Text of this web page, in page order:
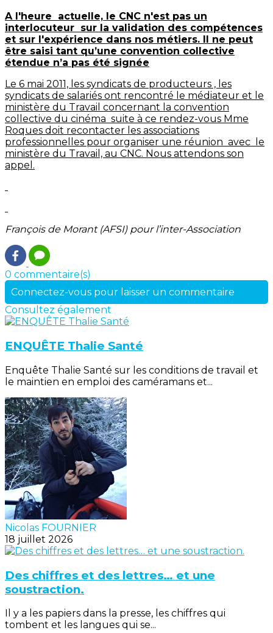
A l'heure actuelle, le CNC n'est pas un
interlocuteur sur la validation des compétences
et sur l'expérience dans nos métiers. Il ne peut
être saisi tant qu’une convention collective
étendue n’a pas été signée
Le 6 mai 2011, les syndicats de producteurs , les
syndicats de salariés ont rencontré le médiateur et le
ministère du Travail concernant la convention
collective du cinéma suite à ce rendez-vous Mme
Roques doit recontacter les associations
professionnelles pour organiser une réunion avec le
ministère du Travail, au CNC. Nous attendons son
appel.
François de Morant (AFSI) pour l’inter-Association
0 commentaire(s)
Connectez-vous pour laisser un commentaire
Consultez également
ENQUÊTE Thalie Santé
Enquête Thalie Santé sur les conditions de travail et
le maintien en emploi des caméramans et...
Nicolas FOURNIER
18 juillet 2026
Des chiffres et des lettres… et une
soustraction.
Il y a les papiers dans la presse, les chiffres qui
tombent et les langues qui se...